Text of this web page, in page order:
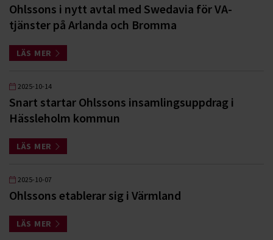
Ohlssons i nytt avtal med Swedavia för VA-
tjänster på Arlanda och Bromma
LÄS MER
2025-10-14
Snart startar Ohlssons insamlingsuppdrag i
Hässleholm kommun
LÄS MER
2025-10-07
Ohlssons etablerar sig i Värmland
LÄS MER